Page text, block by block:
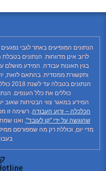
הנתונים המופיעים באתר לגבי
לרוב אינן מדווחות. הנתונים
בגין תאונות עבודה. המידע מושלם
ותקשורת ממסדית. בהתאם לזאת,
כוללים את כלל הענפים.
המידע במאגר צווי הבטיחות שאוב
הכלכלה – זרוע העבודה. רשימה זו
שהוגשה על ידי "קו לעובד", ואנו
מדי יום, וכוללת רק מה שמפורסם